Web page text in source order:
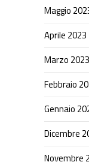
Maggio
Aprile 2023
Marzo 2023
Febbraio
Gennaio
Dicembre
Novembre